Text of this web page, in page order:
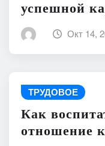
успешной
Окт 14,
ТРУДОВОЕ
Как
отношение